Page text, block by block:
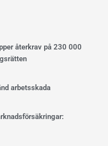
återkrav på 230 000
arbetsskada